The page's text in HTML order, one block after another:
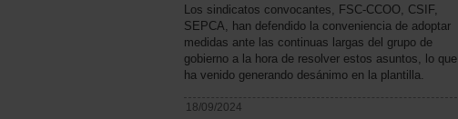
Los sindicatos convocantes, FSC-CCOO, CSIF,
SEPCA, han defendido la conveniencia de adoptar
medidas ante las continuas largas del grupo de
gobierno a la hora de resolver estos asuntos, lo que
ha venido generando desánimo en la plantilla.
18/09/2024